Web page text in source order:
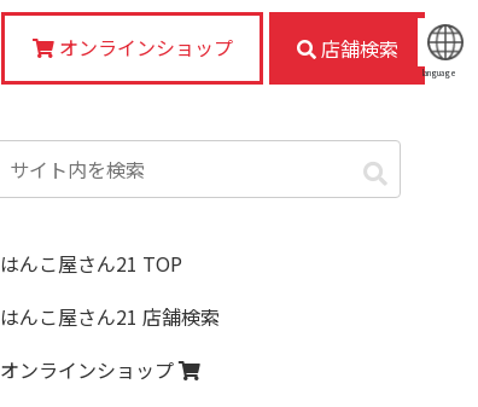
language
オンラインショップ 店舗検索
はんこ屋さん21 TOP
はんこ屋さん21 店舗検索
オンラインショップ